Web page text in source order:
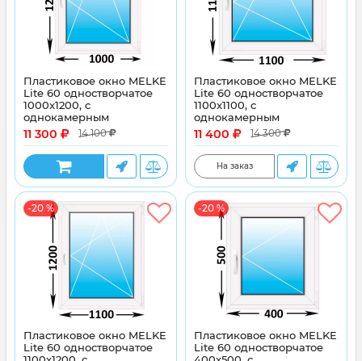
Пластиковое окно MELKE
Lite 60 одностворчатое
1000x1200, с
однокамерным
энергосберегающим
стеклопакетом
11 300 14 100
Пластиковое окно MELKE
Lite 60 одностворчатое
1100x1100, с
однокамерным
энергосберегающим
стеклопакетом
11 400 14 300
На заказ
-20 %
Пластиковое окно MELKE
Lite 60 одностворчатое
-20 %
Пластиковое окно MELKE
Lite 60 одностворчатое